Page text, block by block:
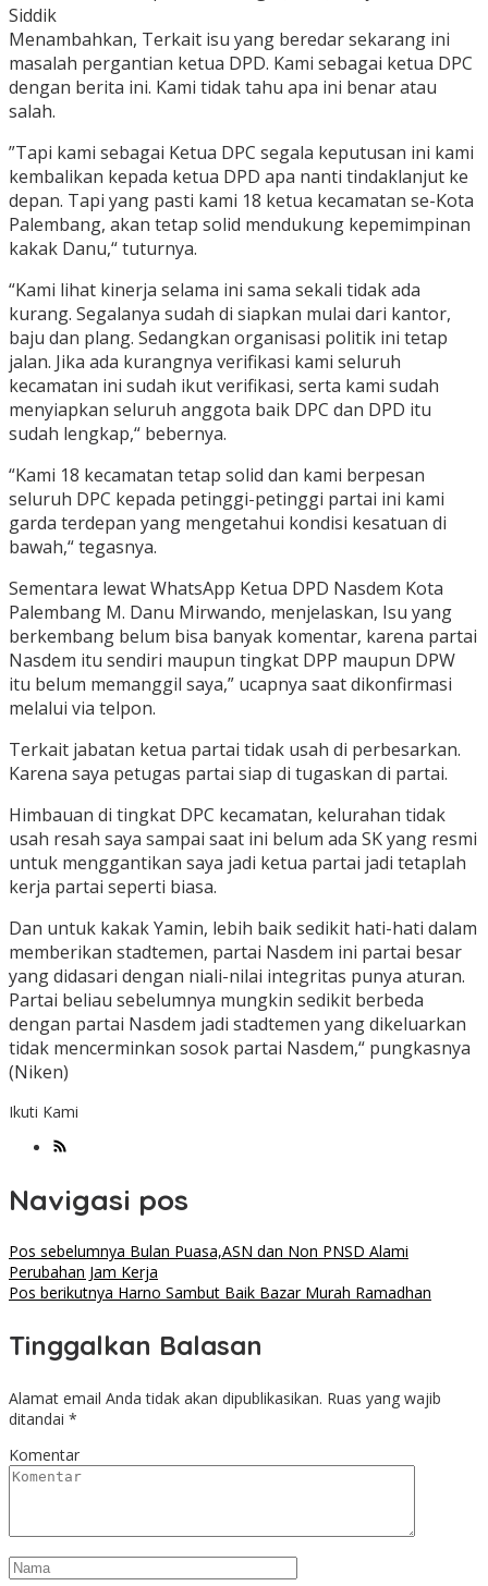
Siddik
Menambahkan, Terkait isu yang beredar sekarang ini
masalah pergantian ketua DPD. Kami sebagai ketua DPC
dengan berita ini. Kami tidak tahu apa ini benar atau
salah.
”Tapi kami sebagai Ketua DPC segala keputusan ini kami
kembalikan kepada ketua DPD apa nanti tindaklanjut ke
depan. Tapi yang pasti kami 18 ketua kecamatan se-Kota
Palembang, akan tetap solid mendukung kepemimpinan
kakak Danu,“ tuturnya.
“Kami lihat kinerja selama ini sama sekali tidak ada
kurang. Segalanya sudah di siapkan mulai dari kantor,
baju dan plang. Sedangkan organisasi politik ini tetap
jalan. Jika ada kurangnya verifikasi kami seluruh
kecamatan ini sudah ikut verifikasi, serta kami sudah
menyiapkan seluruh anggota baik DPC dan DPD itu
sudah lengkap,“ bebernya.
“Kami 18 kecamatan tetap solid dan kami berpesan
seluruh DPC kepada petinggi-petinggi partai ini kami
garda terdepan yang mengetahui kondisi kesatuan di
bawah,“ tegasnya.
Sementara lewat WhatsApp Ketua DPD Nasdem Kota
Palembang M. Danu Mirwando, menjelaskan, Isu yang
berkembang belum bisa banyak komentar, karena partai
Nasdem itu sendiri maupun tingkat DPP maupun DPW
itu belum memanggil saya,” ucapnya saat dikonfirmasi
melalui via telpon.
Terkait jabatan ketua partai tidak usah di perbesarkan.
Karena saya petugas partai siap di tugaskan di partai.
Himbauan di tingkat DPC kecamatan, kelurahan tidak
usah resah saya sampai saat ini belum ada SK yang resmi
untuk menggantikan saya jadi ketua partai jadi tetaplah
kerja partai seperti biasa.
Dan untuk kakak Yamin, lebih baik sedikit hati-hati dalam
memberikan stadtemen, partai Nasdem ini partai besar
yang didasari dengan niali-nilai integritas punya aturan.
Partai beliau sebelumnya mungkin sedikit berbeda
dengan partai Nasdem jadi stadtemen yang dikeluarkan
tidak mencerminkan sosok partai Nasdem,“ pungkasnya
(Niken)
Ikuti Kami
Navigasi pos
Pos sebelumnya Bulan Puasa,ASN dan Non PNSD Alami
Perubahan Jam Kerja
Pos berikutnya Harno Sambut Baik Bazar Murah Ramadhan
Tinggalkan Balasan
Alamat email Anda tidak akan dipublikasikan. Ruas yang wajib
ditandai *
Komentar